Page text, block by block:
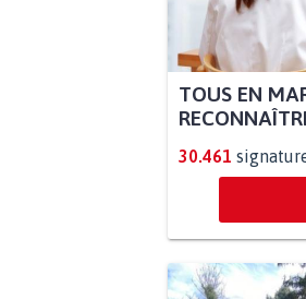
TOUS EN
30.461